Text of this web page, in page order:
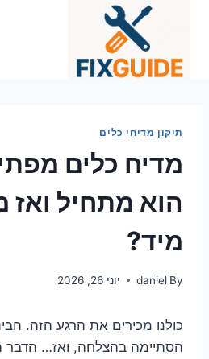
תיקון מדיחי כלים
מדיח כלים
הוא מתחיל ואז
מיד?
By
daniel יוני 26, 2026
כולנו מכירים את הרגע הזה.
הסתיימה בהצלחה, ואז… הדבר